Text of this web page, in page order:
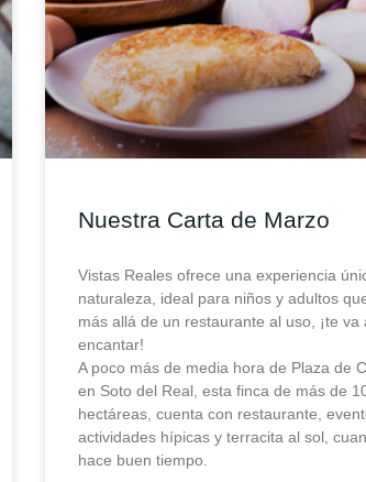
Nuestra Carta de Marzo
Vistas Reales ofrece una experiencia
naturaleza, ideal para niños y adultos
más allá de un restaurante al uso, ¡te va
encantar!
A poco más de media hora de Plaza de
en Soto del Real, esta finca de más de
hectáreas, cuenta con restaurante,
actividades hípicas y terracita al sol,
hace buen tiempo.